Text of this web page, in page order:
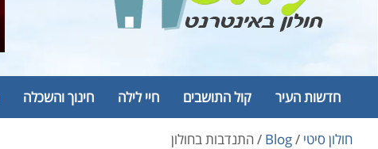
חדשות העיר קול התושבים חיי לילה חינוך והשכלה
חולון סיטי Blog התנדבות בחולון